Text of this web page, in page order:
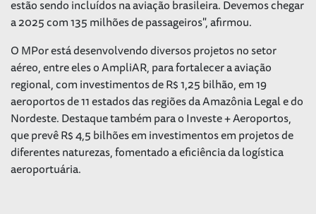
estão sendo incluídos na aviação brasileira. Devemos chegar
a 2025 com 135 milhões de passageiros", afirmou.
O MPor está desenvolvendo diversos projetos no setor
aéreo, entre eles o AmpliAR, para fortalecer a aviação
regional, com investimentos de R$ 1,25 bilhão, em 19
aeroportos de 11 estados das regiões da Amazônia Legal e do
Nordeste. Destaque também para o Investe + Aeroportos,
que prevê R$ 4,5 bilhões em investimentos em projetos de
diferentes naturezas, fomentado a eficiência da logística
aeroportuária.